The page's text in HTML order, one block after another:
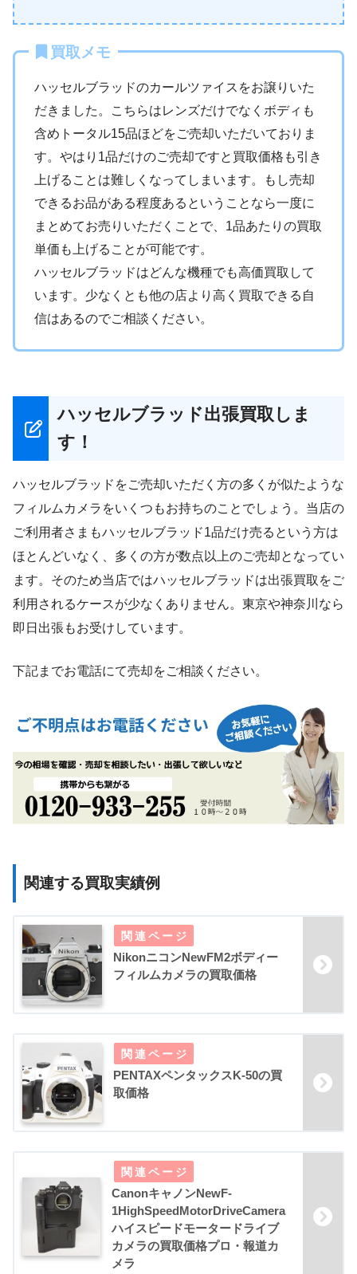
買取メモ
ハッセルブラッドのカールツァイスをお譲りいた
だきました。こちらはレンズだけでなくボディも
含めトータル15品ほどをご売却いただいておりま
す。やはり1品だけのご売却ですと買取価格も引き
上げることは難しくなってしまいます。もし売却
できるお品がある程度あるということなら一度に
まとめてお売りいただくことで、1品あたりの買取
単価も上げることが可能です。
ハッセルブラッドはどんな機種でも高価買取して
います。少なくとも他の店より高く買取できる自
信はあるのでご相談ください。
ハッセルブラッド出張買取しま
す！
ハッセルブラッドをご売却いただく方の多くが似たような
フィルムカメラをいくつもお持ちのことでしょう。当店の
ご利用者さまもハッセルブラッド1品だけ売るという方は
ほとんどいなく、多くの方が数点以上のご売却となってい
ます。そのため当店ではハッセルブラッドは出張買取をご
利用されるケースが少なくありません。東京や神奈川なら
即日出張もお受けしています。
下記までお電話にて売却をご相談ください。
関連する買取実績例
NikonニコンNewFM2ボディー
フィルムカメラの買取価格
PENTAXペンタックスK-50の買
取価格
CanonキャノンNewF-
1HighSpeedMotorDriveCamera
ハイスピードモータードライブ
カメラの買取価格プロ・報道カ
メラ